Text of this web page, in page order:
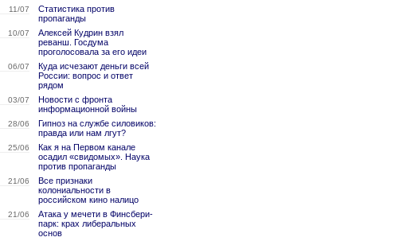
11/07
Статистика против
пропаганды
10/07
Алексей Кудрин взял
реванш. Госдума
проголосовала за его идеи
06/07
Куда исчезают деньги всей
России: вопрос и ответ
рядом
03/07
Новости с фронта
информационной войны
28/06
Гипноз на службе силовиков:
правда или нам лгут?
25/06
Как я на Первом канале
осадил «свидомых». Наука
против пропаганды
21/06
Все признаки
колониальности в
российском кино налицо
21/06
Атака у мечети в Финсбери-
парк: крах либеральных
основ